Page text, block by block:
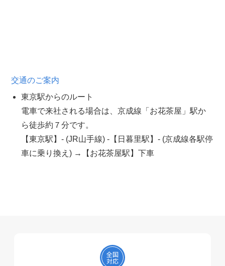
交通のご案内
東京駅からのルート
電車で来社される場合は、京成線「お花茶屋」駅か
ら徒歩約７分です。
【東京駅】- (JR山手線) -【日暮里駅】- (京成線各駅停
車に乗り換え) →【お花茶屋駅】下車
全国
対応